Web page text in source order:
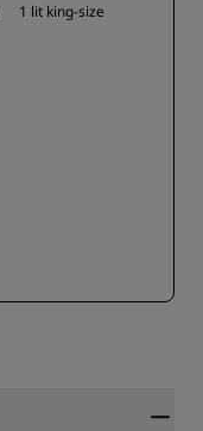
1 lit king-size